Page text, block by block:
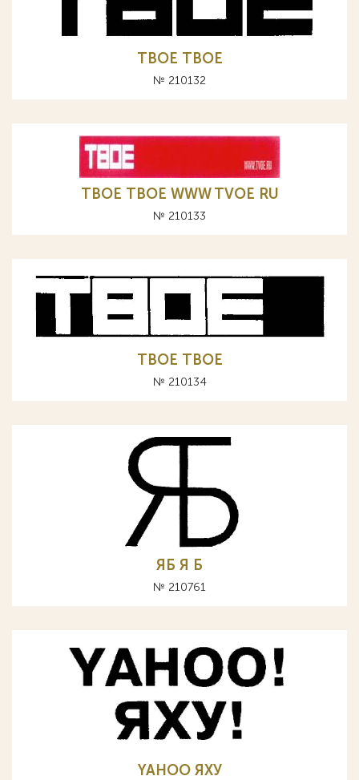
TBOE ТВОЕ
№ 210132
TBOE ТВОЕ WWW TVOE RU
№ 210133
TBOE ТВОЕ
№ 210134
ЯБ Я Б
№ 210761
YAHOO ЯХУ